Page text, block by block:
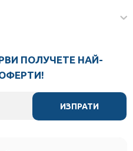
ПОЛУЧЕТЕ НАЙ-
ИЗПРАТИ